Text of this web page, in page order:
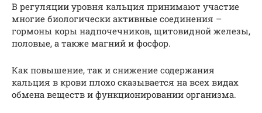
В регуляции уровня кальция принимают участие
многие биологически активные соединения –
гормоны коры надпочечников, щитовидной железы,
половые, а также магний и фосфор.
Как повышение, так и снижение содержания
кальция в крови плохо сказывается на всех видах
обмена веществ и функционировании организма.